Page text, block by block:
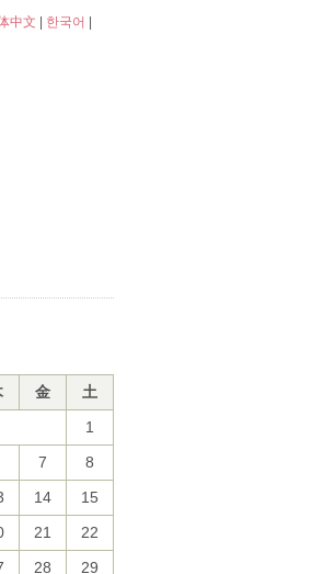
中文 한국어
金
土
1
7
8
14
15
21
22
28
29